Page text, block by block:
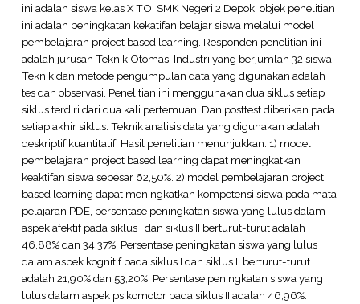
ini adalah siswa kelas X TOI SMK Negeri 2 Depok, objek penelitian
ini adalah peningkatan kekatifan belajar siswa melalui model
pembelajaran project based learning. Responden penelitian ini
adalah jurusan Teknik Otomasi Industri yang berjumlah 32 siswa.
Teknik dan metode pengumpulan data yang digunakan adalah
tes dan observasi. Penelitian ini menggunakan dua siklus setiap
siklus terdiri dari dua kali pertemuan. Dan posttest diberikan pada
setiap akhir siklus. Teknik analisis data yang digunakan adalah
deskriptif kuantitatif. Hasil penelitian menunjukkan: 1) model
pembelajaran project based learning dapat meningkatkan
keaktifan siswa sebesar 62,50%. 2) model pembelajaran project
based learning dapat meningkatkan kompetensi siswa pada mata
pelajaran PDE, persentase peningkatan siswa yang lulus dalam
aspek afektif pada siklus I dan siklus II berturut-turut adalah
46,88% dan 34,37%. Persentase peningkatan siswa yang lulus
dalam aspek kognitif pada siklus I dan siklus II berturut-turut
adalah 21,90% dan 53,20%. Persentase peningkatan siswa yang
lulus dalam aspek psikomotor pada siklus II adalah 46,96%.